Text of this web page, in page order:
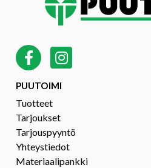
PUUTOIMI
Tuotteet
Tarjoukset
Tarjouspyyntö
Yhteystiedot
Materiaalipankki